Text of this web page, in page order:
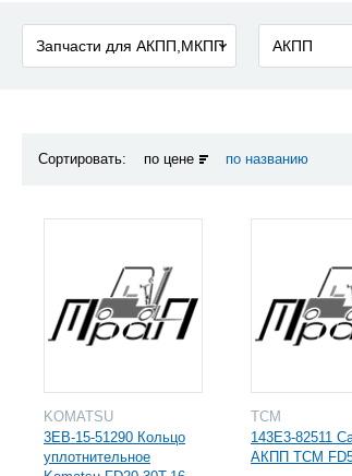
Сортировать: по цене по названию
KOMATSU
3EB-15-51290 Кольцо
уплотнительное
TCM
143E3-82511
АКПП ТСМ